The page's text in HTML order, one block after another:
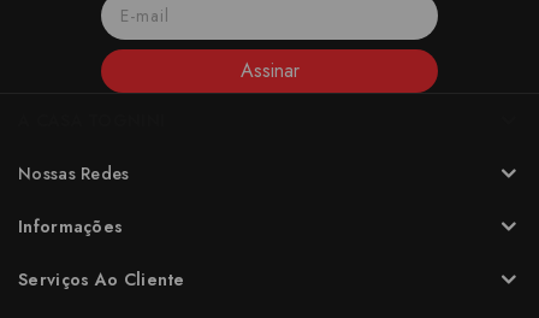
Assinar
Nossas Redes
Informações
Serviços Ao Cliente